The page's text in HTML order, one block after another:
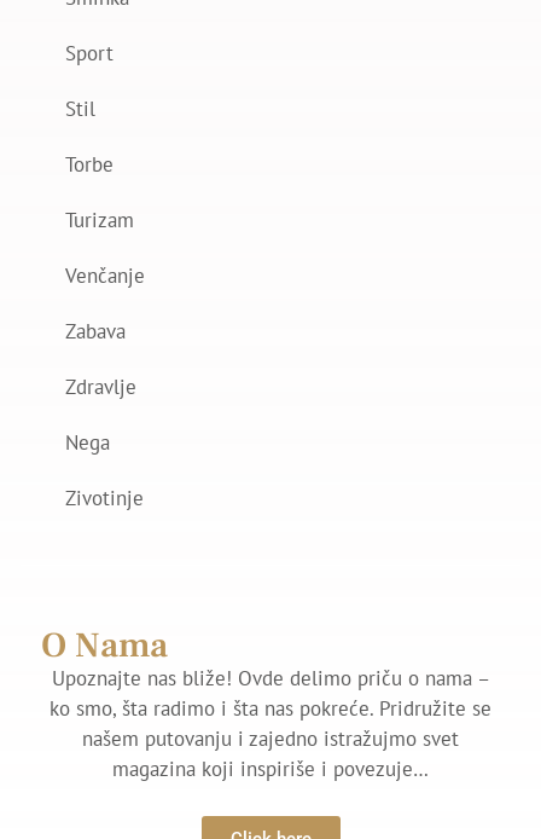
Sport
Stil
Torbe
Turizam
Venčanje
Zabava
Zdravlje
Nega
Zivotinje
O Nama
Upoznajte nas bliže! Ovde delimo priču o nama –
ko smo, šta radimo i šta nas pokreće. Pridružite se
našem putovanju i zajedno istražujmo svet
magazina koji inspiriše i povezuje…